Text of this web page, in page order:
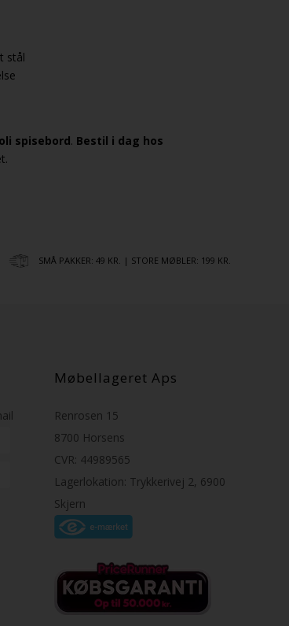
stål
spisebord. Bestil i dag hos
SMÅ PAKKER: 49 KR. | STORE MØBLER: 199 KR.
Møbellageret Aps
Renrosen 15
8700 Horsens
CVR: 44989565
Lagerlokation: Trykkerivej 2, 6900
Skjern